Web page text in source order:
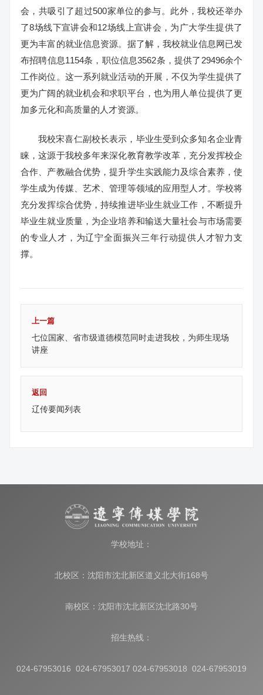
会，共吸引了超过500家单位的参与。此外，我校还举办
了8场线下宣讲会和12场线上宣讲会，为广大学生提供了
更为丰富的就业信息资源。据了解，我校就业信息网已发
布招聘信息1154条，职位信息3562条，提供了29496余个
工作岗位。这一系列就业活动的开展，不仅为学生提供了
更为广阔的就业机会和求职平台，也为用人单位提供了更
加多元化和高质量的人才资源。
我校宋喜仁副校长表示，毕业生受到众多知名企业青
睐，这源于我校多年来深化教育教学改革，充分发挥校企
合作、产教融合优势，提升学生实践能力及综合素养，使
学生成为传媒、艺术、管理等领域的应用型人才。学校将
充分发挥综合优势，持续推进毕业生就业工作，不断提升
毕业生就业质量，为企业培养和输送大量社会与市场需要
的专业人才，为辽宁全面振兴三年行动提供人才智力支
撑。
上一篇
七位国家、省市级道德模范同时走进我校，为师生现场
讲座
返回
辽传要闻列表
学校地址：
北校区：沈阳市沈北新区道义北大街168号
南校区：沈阳市沈北新区沈北路30号
招生热线：
024-67953016 024-67953017 024-67953018 024-67953019